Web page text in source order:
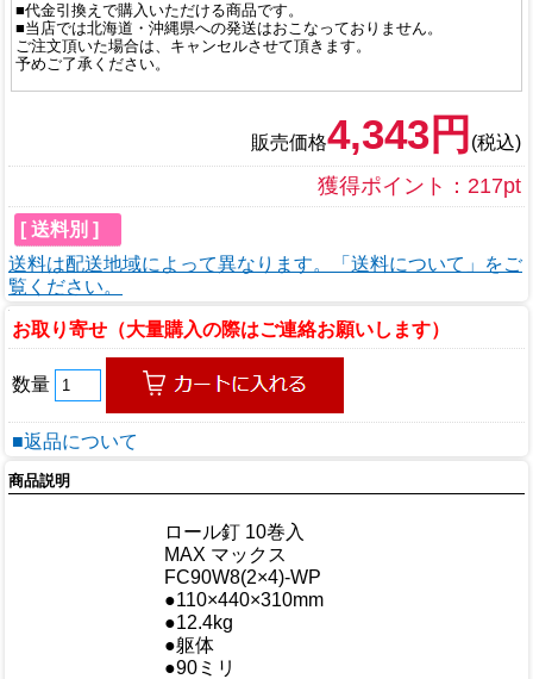
■代金引換えで購入いただける商品です。
■当店では北海道・沖縄県への発送はおこなっておりません。
ご注文頂いた場合は、キャンセルさせて頂きます。
予めご了承ください。
販売価格4,343円 (税込)
獲得ポイント：217pt
[ 送料別 ]
送料は配送地域によって異なります。「送料について」をご
覧ください。
お取り寄せ（大量購入の際はご連絡お願いします）
数量
■返品について
商品説明
ロール釘 10巻入
MAX マックス
FC90W8(2×4)-WP
●110×440×310mm
●12.4kg
●躯体
●90ミリ